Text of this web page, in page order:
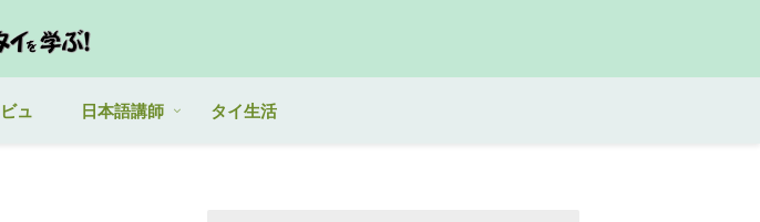
ュ 日本語講師 タイ生活